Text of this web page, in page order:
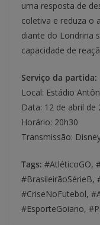
uma resposta de
coletiva e reduza o
diante do Londrina
capacidade de
Serviço da partida:
Local: Estádio
Data: 12 de abril de
Horário: 20h30
Transmissão:
Tags: #AtléticoGO,
#BrasileirãoSérieB,
#CriseNoFutebol,
#EsporteGoiano,